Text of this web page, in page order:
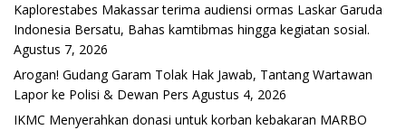
Kaplorestabes Makassar terima audiensi ormas Laskar Garuda
Indonesia Bersatu, Bahas kamtibmas hingga kegiatan sosial.
Agustus 7, 2026
Arogan! Gudang Garam Tolak Hak Jawab, Tantang Wartawan
Lapor ke Polisi & Dewan Pers Agustus 4, 2026
IKMC Menyerahkan donasi untuk korban kebakaran MARBO